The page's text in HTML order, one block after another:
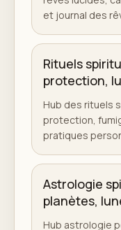
et journal des
Rituels
protection,
Hub des rituels
protection,
pratiques
Astrologie
planètes,
Hub astrologie